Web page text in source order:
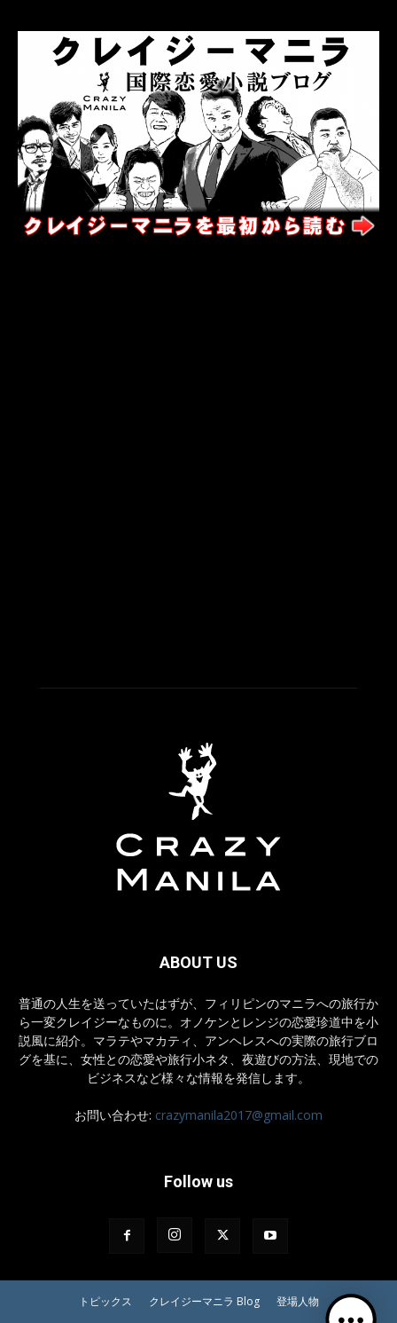
ABOUT US
普通の人生を送っていたはずが、フィリピンのマニラへの旅行か
ら一変クレイジーなものに。オノケンとレンジの恋愛珍道中を小
説風に紹介。マラテやマカティ、アンヘレスへの実際の旅行ブロ
グを基に、女性との恋愛や旅行小ネタ、夜遊びの方法、現地での
ビジネスなど様々な情報を発信します。
お問い合わせ: crazymanila2017@gmail.com
Follow us
トピックス クレイジーマニラ Blog 登場人物